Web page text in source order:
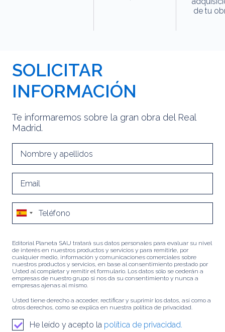
de tu
SOLICITAR
INFORMACIÓN
Te informaremos sobre la gran obra del Real
Madrid.
Editorial Planeta SAU tratará sus datos personales para evaluar su nivel
de interés en nuestros productos y servicios y para remitirle, por
cualquier medio, información y comunicaciones comerciales sobre
nuestros productos y servicios, en base al consentimiento prestado por
Usted al completar y remitir el formulario. Los datos sólo se cederán a
empresas de nuestro grupo si nos da su consentimiento y nunca a
empresas ajenas al mismo.
Usted tiene derecho a acceder, rectificar y suprimir los datos, así como a
otros derechos, como se explica en nuestra política de privacidad.
He leído y acepto la política de privacidad.